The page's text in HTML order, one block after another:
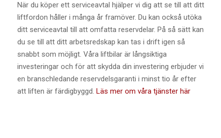
När du köper ett serviceavtal hjälper vi dig att se till att ditt
liftfordon håller i många år framöver. Du kan också utöka
ditt serviceavtal till att omfatta reservdelar. På så sätt kan
du se till att ditt arbetsredskap kan tas i drift igen så
snabbt som möjligt. Våra liftbilar är långsiktiga
investeringar och för att skydda din investering erbjuder vi
en branschledande reservdelsgaranti i minst tio år efter
att liften är färdigbyggd. Läs mer om våra tjänster här